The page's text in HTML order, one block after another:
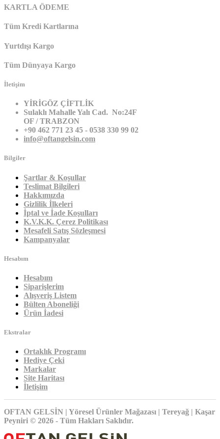
KARTLA ÖDEME
Tüm Kredi Kartlarına
Yurtdışı Kargo
Tüm Dünyaya Kargo
İletişim
YİRİGÖZ ÇİFTLİK
Sulaklı Mahalle Yalı Cad. No:24F
OF / TRABZON
+90 462 771 23 45 - 0538 330 99 02
info@oftangelsin.com
Bilgiler
Şartlar & Koşullar
Teslimat Bilgileri
Hakkımızda
Gizlilik İlkeleri
İptal ve İade Koşulları
K.V.K.K. Çerez Politikası
Mesafeli Satış Sözleşmesi
Kampanyalar
Hesabım
Hesabım
Siparişlerim
Alışveriş Listem
Bülten Aboneliği
Ürün İadesi
Ekstralar
Ortaklık Programı
Hediye Çeki
Markalar
Site Haritası
İletişim
OFTAN GELSİN | Yöresel Ürünler Mağazası | Tereyağ | Kaşar
Peyniri © 2026 - Tüm Hakları Saklıdır.